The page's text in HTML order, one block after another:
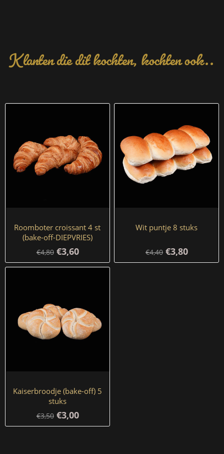
Klanten die dit kochten, kochten ook..
Roomboter croissant 4 st
(bake-off-DIEPVRIES)
€4,80 €3,60
Wit puntje 8 stuks
€4,40 €3,80
Kaiserbroodje (bake-off) 5
stuks
€3,50 €3,00